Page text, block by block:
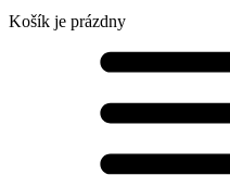
Košík je prázdny